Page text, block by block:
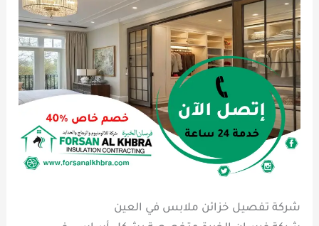
شركة تفصيل خزائن ملابس في العين